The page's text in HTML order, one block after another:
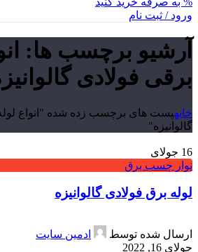
ورود / ثبت نام
آرشیو برچسب ها:
برقی فولادی
خانهپست های برچسب زده شده "انواع
گالوانیزه"
16 جولای
نوار چسب برق
لوله برق فولادی گالوانیزه
ارسال شده توسط
ادمین سایت
جولای 16, 2022